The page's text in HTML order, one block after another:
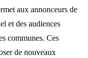
aux annonceurs de
et des audiences
communes. Ces
de nouveaux